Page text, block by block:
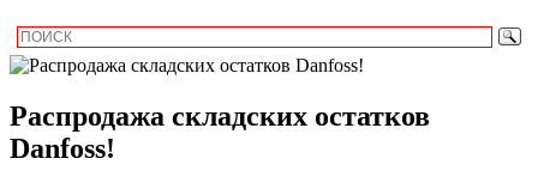
Распродажа складских остатков
Danfoss!